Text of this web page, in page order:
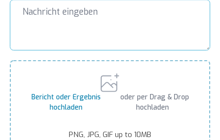
Bericht oder Ergebnis
hochladen
oder per Drag & Drop
hochladen
PNG, JPG, GIF up to 10MB